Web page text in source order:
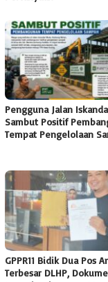
Pengguna Jalan
Sambut Positif
Tempat Pengelolaan
GPPR11 Bidik Dua Pos
Terbesar DLHP,